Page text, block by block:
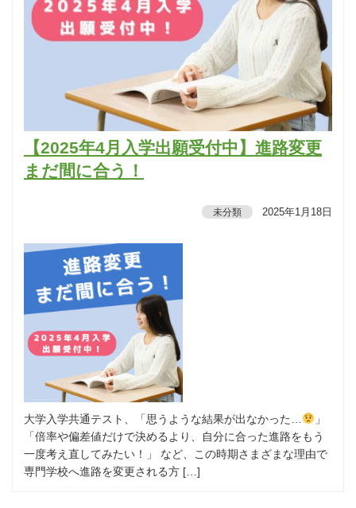
【2025年4月入学出願受付中】進路変更
まだ間に合う！
未分類 2025年1月18日
大学入学共通テスト、「思うような結果が出なかった…
」
「倍率や偏差値だけで決めるより、自分に合った進路をもう
一度考え直してみたい！」 など、この時期さまざまな理由で
専門学校へ進路を変更される方 […]